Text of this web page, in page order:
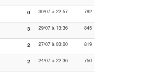
0 30/07 à 22:57 792
3 29/07 à 13:36 845
2 27/07 à 03:00 819
2 24/07 à 22:36 750